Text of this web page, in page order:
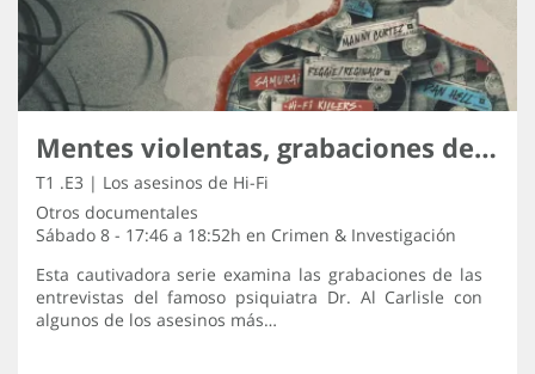
Mentes violentas, grabaciones de los asesinos
T1 .E3 | Los asesinos de Hi-Fi
Otros documentales
Sábado 8 - 17:46 a 18:52h en Crimen & Investigación
Esta cautivadora serie examina las grabaciones de las
entrevistas del famoso psiquiatra Dr. Al Carlisle con
algunos de los asesinos más…